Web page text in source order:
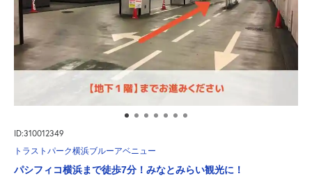
ID:310012349
トラストパーク横浜ブルーアベニュー
パシフィコ横浜まで徒歩7分！みなとみらい観光に！